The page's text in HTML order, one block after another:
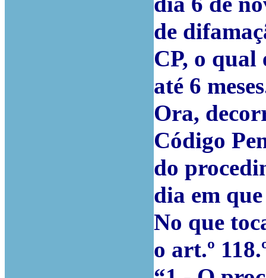
de
CP, o qual
até 6
Ora,
Código
do
dia em
No que
o art.º